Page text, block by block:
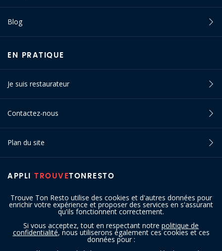
Trouve Ton Resto utilise des cookies et d'autres données pour
enrichir votre expérience et proposer des services en s'assurant
qu'ils fonctionnent correctement.
Si vous acceptez, tout en respectant notre politique de
confidentialité, nous utiliserons également ces cookies et ces
données pour :
APPLI TROUVETONRESTO
Blog
EN PRATIQUE
Je suis restaurateur
Contactez-nous
Plan du site
SUIVEZ-NOUS